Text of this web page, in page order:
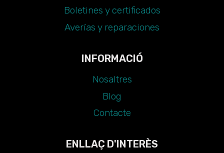
Boletines y certificados
Averías y reparaciones
INFORMACIÓ
Nosaltres
Blog
Contacte
ENLLAÇ D'INTERÈS